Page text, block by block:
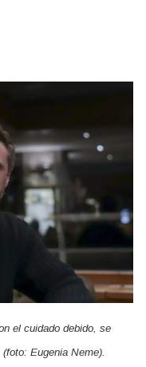
el cuidado debido, se
Eugenia Neme).